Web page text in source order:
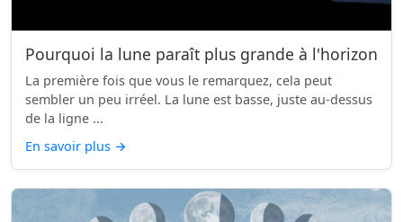
Pourquoi la lune paraît plus grande à l'horizon
La première fois que vous le remarquez, cela peut
sembler un peu irréel. La lune est basse, juste au-dessus
de la ligne ...
En savoir plus →